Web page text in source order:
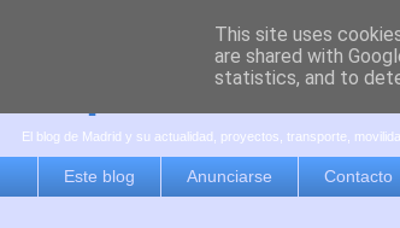
es por madrid
El blog de Madrid y su actualidad, proyectos, transporte,
Este blog Anunciarse Contacto
This site uses
are shared with
statistics, and to